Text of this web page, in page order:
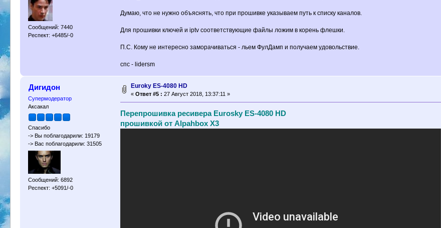
Сообщений: 7440
Респект: +6485/-0
Думаю, что не нужно объяснять, что при прошивке указываем путь к списку каналов.
Для прошивки ключей и iptv соответствующие файлы ложим в корень флешки.
П.С. Кому не интересно заморачиваться - льем ФулДамп и получаем удовольствие.
спс - lidersm
Дигидон
Супермодератор
Аксакал
Спасибо
-> Вы поблагодарили: 19179
-> Вас поблагодарили: 31505
Сообщений: 6892
Респект: +5091/-0
Euroky ES-4080 HD
«Ответ #5 : 27 Август 2018, 13:37:11 »
Перепрошивка ресивера Eurosky ES-4080 HD
прошивкой от Alpahbox X3